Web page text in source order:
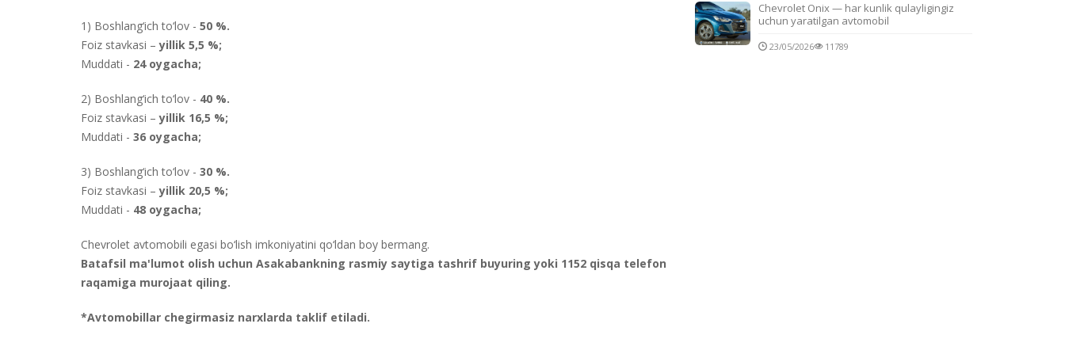
1) Boshlang‘ich to‘lov - 50 %.
Foiz stavkasi – yillik 5,5 %;
Muddati - 24 oygacha;
2) Boshlang‘ich to‘lov - 40 %.
Foiz stavkasi –yillik 16,5 %;
Muddati - 36 oygacha;
3) Boshlang‘ich to‘lov - 30 %.
Foiz stavkasi –yillik 20,5 %;
Muddati - 48 oygacha;
Chevrolet avtomobili egasi bo‘lish imkoniyatini qo‘ldan boy bermang.
Batafsil ma'lumot olish uchun Asakabankning rasmiy saytiga tashrif buyuring yoki 1152 qisqa telefon
raqamiga murojaat qiling.
*Avtomobillar chegirmasiz narxlarda taklif etiladi.
Chevrolet Onix — har kunlik qulayligingiz
uchun yaratilgan avtomobil
23/05/2026 11789